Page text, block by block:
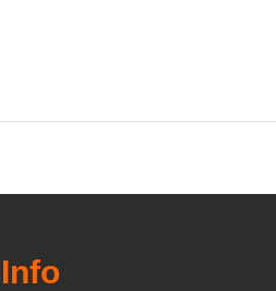
Info